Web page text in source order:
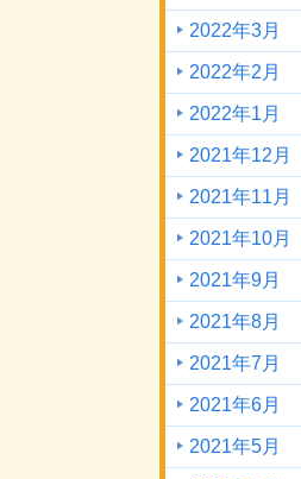
2022年3月
2022年2月
2022年1月
2021年12月
2021年11月
2021年10月
2021年9月
2021年8月
2021年7月
2021年6月
2021年5月